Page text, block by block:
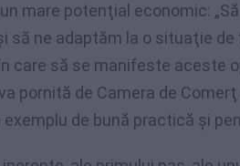
mare potenţial economic:
să ne adaptăm la o situaţie
care să se manifeste aceste
pornită de Camera de
de bună practică şi